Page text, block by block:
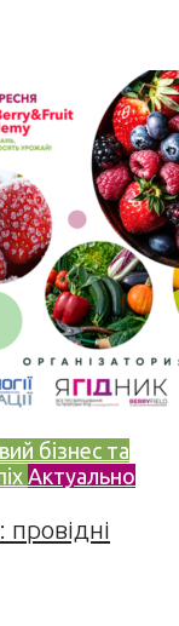
бізнес та
Актуально